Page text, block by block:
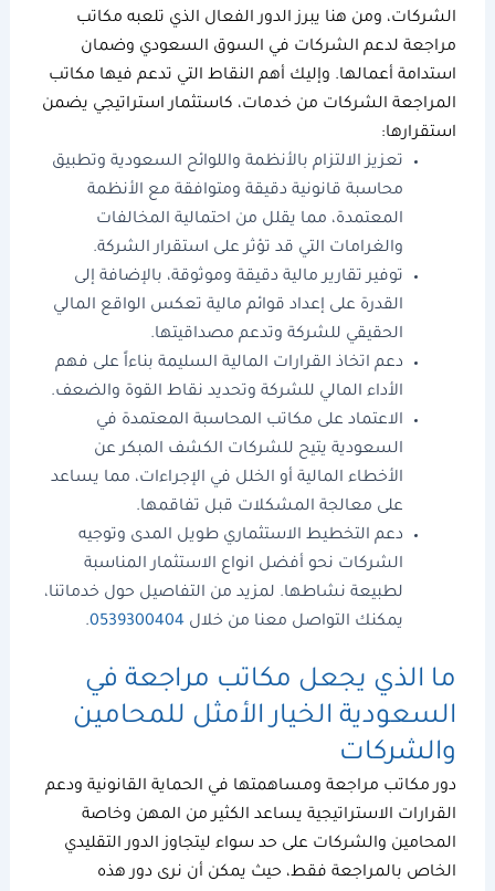
الشركات، ومن هنا يبرز الدور الفعال الذي تلعبه مكاتب
مراجعةلدعم الشركات في السوق السعودي وضمان
استدامة أعمالها. وإليك أهم النقاط التي تدعم فيها مكاتب
المراجعةالشركات من خدمات، كاستثمار استراتيجي يضمن
استقرارها:
تعزيز الالتزام بالأنظمة واللوائح السعودية وتطبيق
محاسبة قانونية دقيقة ومتوافقة مع الأنظمة
المعتمدة، مما يقلل من احتمالية المخالفات
والغرامات التي قد تؤثر على استقرار الشركة.
توفير تقارير مالية دقيقة وموثوقة، بالإضافة إلى
القدرة على إعداد قوائم مالية تعكس الواقع المالي
الحقيقي للشركة وتدعم مصداقيتها.
دعم اتخاذ القرارات المالية السليمة بناءاً على فهم
الأداء المالي للشركة وتحديد نقاط القوة والضعف.
الاعتماد على مكاتب المحاسبة المعتمدة في
السعوديةيتيح للشركات الكشف المبكر عن
الأخطاء المالية أو الخلل في الإجراءات، مما يساعد
على معالجة المشكلات قبل تفاقمها.
دعم التخطيط الاستثماري طويل المدى وتوجيه
الشركات نحو أفضل انواع الاستثمارالمناسبة
لطبيعة نشاطها. لمزيد من التفاصيل حول خدماتنا،
يمكنك التواصل معنا من خلال 0539300404
.
ما الذي يجعل مكاتب مراجعةفي
السعودية الخيار الأمثل للمحامين
والشركات
دورمكاتب مراجعةومساهمتها في الحماية القانونية ودعم
القرارات الاستراتيجية يساعد الكثير من المهن وخاصة
المحامين والشركات على حد سواء ليتجاوز الدور التقليدي
الخاص بالمراجعة فقط، حيث يمكن أن نرى دور هذه